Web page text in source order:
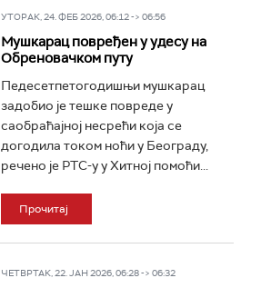
УТОРАК, 24. ФЕБ 2026, 06:12 -> 06:56
Мушкарац повређен у удесу на
Обреновачком путу
Педесетпетогодишњи мушкарац
задобио је тешке повреде у
саобраћајној несрећи која се
догодила током ноћи у Београду,
речено је РТС-у у Хитној помоћи...
Прочитај
ЧЕТВРТАК, 22. ЈАН 2026, 06:28 -> 06:32